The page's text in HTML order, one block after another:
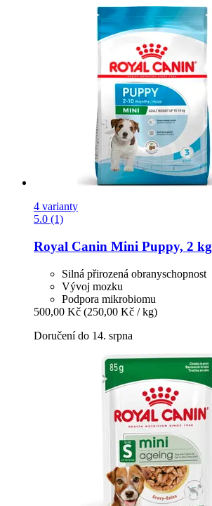
4 varianty
5.0 (1)
Royal Canin Mini Puppy, 2 kg
Silná přirozená obranyschopnost
Vývoj mozku
Podpora mikrobiomu
500,00 Kč (250,00 Kč / kg)
Doručení do 14. srpna